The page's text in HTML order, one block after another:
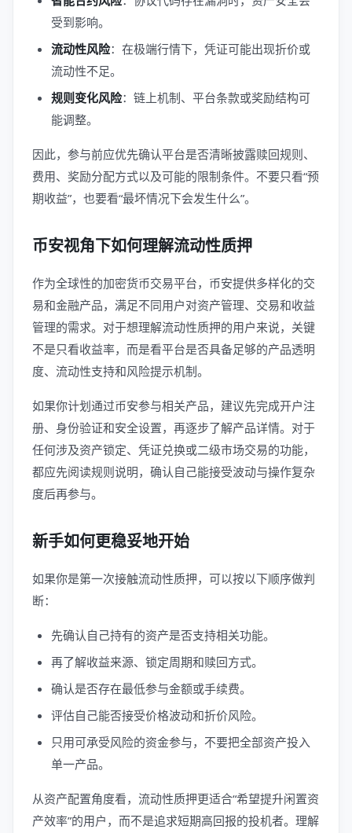
受到影响。
流动性风险：在极端行情下，凭证可能出现折价或
流动性不足。
规则变化风险：链上机制、平台条款或奖励结构可
能调整。
因此，参与前应优先确认平台是否清晰披露赎回规则、
费用、奖励分配方式以及可能的限制条件。不要只看“预
期收益”，也要看“最坏情况下会发生什么”。
币安视角下如何理解流动性质押
作为全球性的加密货币交易平台，币安提供多样化的交
易和金融产品，满足不同用户对资产管理、交易和收益
管理的需求。对于想理解流动性质押的用户来说，关键
不是只看收益率，而是看平台是否具备足够的产品透明
度、流动性支持和风险提示机制。
如果你计划通过币安参与相关产品，建议先完成开户注
册、身份验证和安全设置，再逐步了解产品详情。对于
任何涉及资产锁定、凭证兑换或二级市场交易的功能，
都应先阅读规则说明，确认自己能接受波动与操作复杂
度后再参与。
新手如何更稳妥地开始
如果你是第一次接触流动性质押，可以按以下顺序做判
断：
先确认自己持有的资产是否支持相关功能。
再了解收益来源、锁定周期和赎回方式。
确认是否存在最低参与金额或手续费。
评估自己能否接受价格波动和折价风险。
只用可承受风险的资金参与，不要把全部资产投入
单一产品。
从资产配置角度看，流动性质押更适合“希望提升闲置资
产效率”的用户，而不是追求短期高回报的投机者。理解